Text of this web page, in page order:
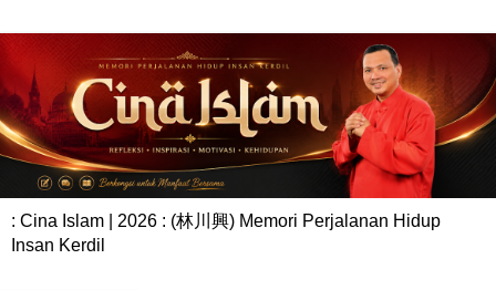
: Cina Islam | 2026 : (林川興) Memori Perjalanan Hidup
Insan Kerdil